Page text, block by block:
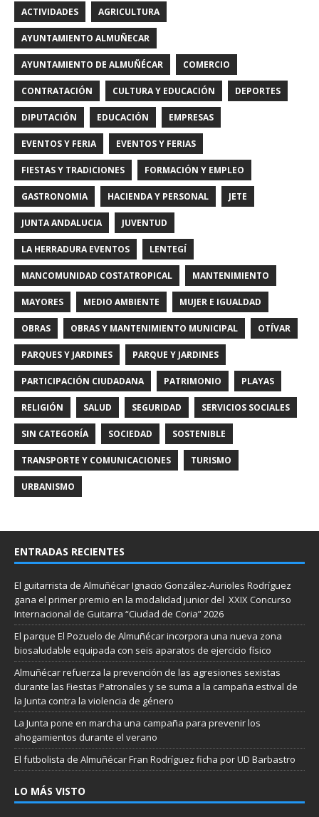
ACTIVIDADES AGRICULTURA
AYUNTAMIENTO ALMUÑECAR
AYUNTAMIENTO DE ALMUÑÉCAR COMERCIO
CONTRATACIÓN CULTURA Y EDUCACIÓN DEPORTES
DIPUTACIÓN EDUCACIÓN EMPRESAS
EVENTOS Y FERIA EVENTOS Y FERIAS
FIESTAS Y TRADICIONES FORMACIÓN Y EMPLEO
GASTRONOMIA HACIENDA Y PERSONAL JETE
JUNTA ANDALUCIA JUVENTUD
LA HERRADURA EVENTOS LENTEGÍ
MANCOMUNIDAD COSTATROPICAL MANTENIMIENTO
MAYORES MEDIO AMBIENTE MUJER E IGUALDAD
OBRAS OBRAS Y MANTENIMIENTO MUNICIPAL OTÍVAR
PARQUES Y JARDINES PARQUE Y JARDINES
PARTICIPACIÓN CIUDADANA PATRIMONIO PLAYAS
RELIGIÓN SALUD SEGURIDAD SERVICIOS SOCIALES
SIN CATEGORÍA SOCIEDAD SOSTENIBLE
TRANSPORTE Y COMUNICACIONES TURISMO
URBANISMO
ENTRADAS RECIENTES
El guitarrista de Almuñécar Ignacio González-Aurioles Rodríguez
gana el primer premio en la modalidad junior del XXIX Concurso
Internacional de Guitarra “Ciudad de Coria” 2026
El parque El Pozuelo de Almuñécar incorpora una nueva zona
biosaludable equipada con seis aparatos de ejercicio físico
Almuñécar refuerza la prevención de las agresiones sexistas
durante las Fiestas Patronales y se suma a la campaña estival de
la Junta contra la violencia de género
La Junta pone en marcha una campaña para prevenir los
ahogamientos durante el verano
El futbolista de Almuñécar Fran Rodríguez ficha por UD Barbastro
LO MÁS VISTO